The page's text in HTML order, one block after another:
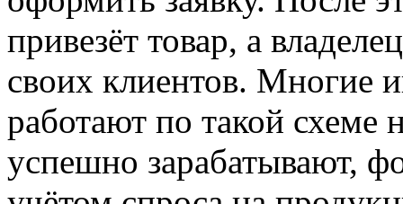
привезёт товар, а
своих клиентов. Многие
работают по такой схеме
успешно зарабатывают,